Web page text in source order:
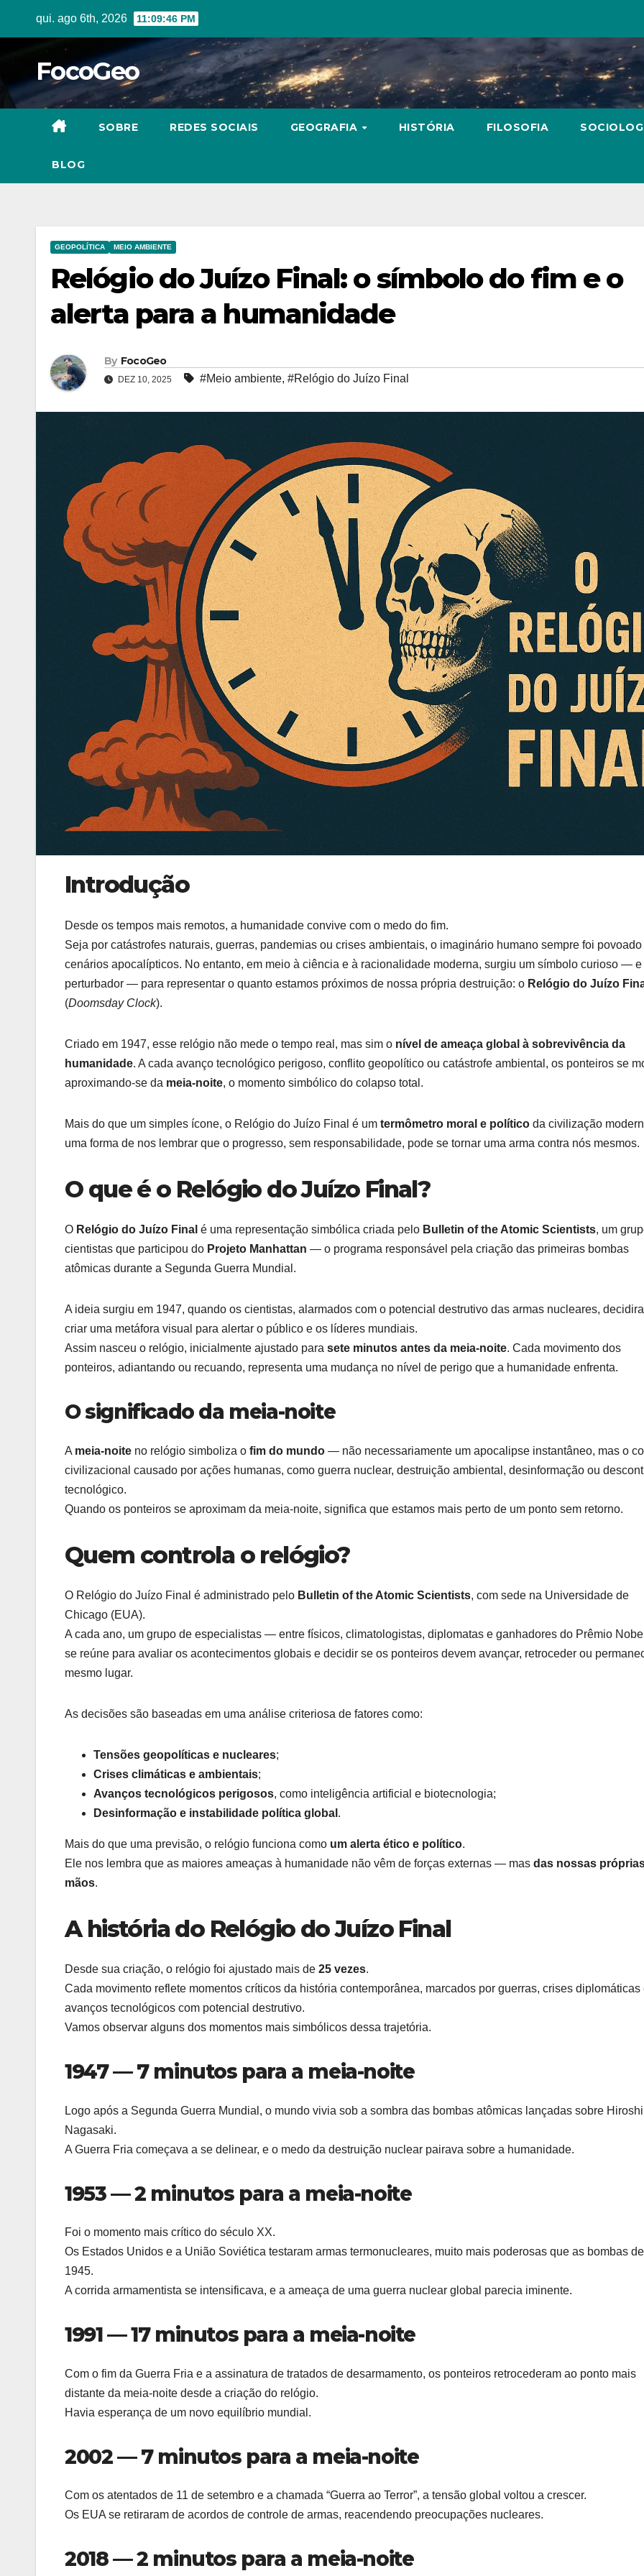
qui. ago 6th, 2026 11:09:47 PM
FocoGeo
SOBRE REDES SOCIAIS GEOGRAFIA HISTÓRIA FILOSOFIA
BLOG
GEOPOLÍTICA MEIO AMBIENTE
Relógio do Juízo Final: o símbolo do fim e o
alerta para a humanidade
By FocoGeo
DEZ 10, 2025 #Meio ambiente, #Relógio do Juízo Final
Introdução
Desde os tempos mais remotos, a humanidade convive com o medo do fim.
Seja por catástrofes naturais, guerras, pandemias ou crises ambientais, o imaginário humano sempre foi povoado
cenários apocalípticos. No entanto, em meio à ciência e à racionalidade moderna, surgiu um símbolo curioso — e
perturbador — para representar o quanto estamos próximos de nossa própria destruição: o Relógio do Juízo
(Doomsday Clock).
Criado em 1947, esse relógio não mede o tempo real, mas sim o nível de ameaça global à sobrevivência da
humanidade. A cada avanço tecnológico perigoso, conflito geopolítico ou catástrofe ambiental, os ponteiros se
aproximando-se da meia-noite, o momento simbólico do colapso total.
Mais do que um simples ícone, o Relógio do Juízo Final é um termômetro moral e político da civilização
uma forma de nos lembrar que o progresso, sem responsabilidade, pode se tornar uma arma contra nós mesmos.
O que é o Relógio do Juízo Final?
O Relógio do Juízo Final é uma representação simbólica criada pelo Bulletin of the Atomic Scientists, um
cientistas que participou do Projeto Manhattan — o programa responsável pela criação das primeiras bombas
atômicas durante a Segunda Guerra Mundial.
A ideia surgiu em 1947, quando os cientistas, alarmados com o potencial destrutivo das armas nucleares,
criar uma metáfora visual para alertar o público e os líderes mundiais.
Assim nasceu o relógio, inicialmente ajustado para sete minutos antes da meia-noite. Cada movimento dos
ponteiros, adiantando ou recuando, representa uma mudança no nível de perigo que a humanidade enfrenta.
O significado da meia-noite
A meia-noite no relógio simboliza o fim do mundo — não necessariamente um apocalipse instantâneo, mas o
civilizacional causado por ações humanas, como guerra nuclear, destruição ambiental, desinformação ou
tecnológico.
Quando os ponteiros se aproximam da meia-noite, significa que estamos mais perto de um ponto sem retorno.
Quem controla o relógio?
O Relógio do Juízo Final é administrado pelo Bulletin of the Atomic Scientists, com sede na Universidade de
Chicago (EUA).
A cada ano, um grupo de especialistas — entre físicos, climatologistas, diplomatas e ganhadores do Prêmio
se reúne para avaliar os acontecimentos globais e decidir se os ponteiros devem avançar, retroceder ou
mesmo lugar.
As decisões são baseadas em uma análise criteriosa de fatores como:
Tensões geopolíticas e nucleares;
Crises climáticas e ambientais;
Avanços tecnológicos perigosos, como inteligência artificial e biotecnologia;
Desinformação e instabilidade política global .
Mais do que uma previsão, o relógio funciona como um alerta ético e político.
Ele nos lembra que as maiores ameaças à humanidade não vêm de forças externas — mas das nossas
mãos.
A história do Relógio do Juízo Final
Desde sua criação, o relógio foi ajustado mais de 25 vezes.
Cada movimento reflete momentos críticos da história contemporânea, marcados por guerras, crises diplomáticas
avanços tecnológicos com potencial destrutivo.
Vamos observar alguns dos momentos mais simbólicos dessa trajetória.
1947 — 7 minutos para a meia-noite
Logo após a Segunda Guerra Mundial, o mundo vivia sob a sombra das bombas atômicas lançadas sobre
Nagasaki.
A Guerra Fria começava a se delinear, e o medo da destruição nuclear pairava sobre a humanidade.
1953 — 2 minutos para a meia-noite
Foi o momento mais crítico do século XX.
Os Estados Unidos e a União Soviética testaram armas termonucleares, muito mais poderosas que as bombas de
1945.
A corrida armamentista se intensificava, e a ameaça de uma guerra nuclear global parecia iminente.
1991 — 17 minutos para a meia-noite
Com o fim da Guerra Fria e a assinatura de tratados de desarmamento, os ponteiros retrocederam ao ponto mais
distante da meia-noite desde a criação do relógio.
Havia esperança de um novo equilíbrio mundial.
2002 — 7 minutos para a meia-noite
Com os atentados de 11 de setembro e a chamada “Guerra ao Terror”, a tensão global voltou a crescer.
Os EUA se retiraram de acordos de controle de armas, reacendendo preocupações nucleares.
2018 — 2 minutos para a meia-noite